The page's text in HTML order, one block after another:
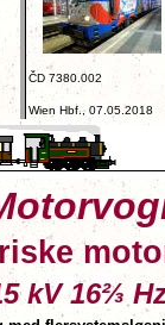
ČD 7380.002
Wien Hbf., 07.05.2018
kV 16⅔